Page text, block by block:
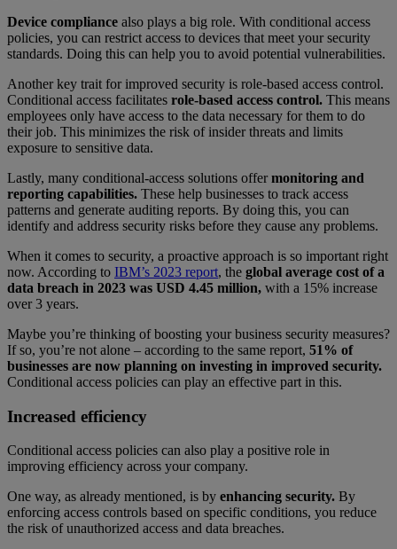
Device compliance also plays a big role. With conditional access
policies, you can restrict access to devices that meet your security
standards. Doing this can help you to avoid potential vulnerabilities.
Another key trait for improved security is role-based access control.
Conditional access facilitates role-based access control. This means
employees only have access to the data necessary for them to do
their job. This minimizes the risk of insider threats and limits
exposure to sensitive data.
Lastly, many conditional-access solutions offermonitoring and
reporting capabilities. These help businesses to track access
patterns and generate auditing reports. By doing this, you can
identify and address security risks before they cause any problems.
When it comes to security, a proactive approach is so important right
now. According to IBM’s 2023 report, the global average cost of a
data breach in 2023 was USD 4.45 million, with a 15% increase
over 3 years.
Maybe you’re thinking of boosting your business security measures?
If so, you’re not alone – according to the same report, 51% of
businesses are now planning on investing in improved security.
Conditional access policies can play an effective part in this.
Increased efficiency
Conditional access policies can also play a positive role in
improving efficiency across your company.
One way, as already mentioned, is by enhancing security. By
enforcing access controls based on specific conditions, you reduce
the risk of unauthorized access and data breaches.